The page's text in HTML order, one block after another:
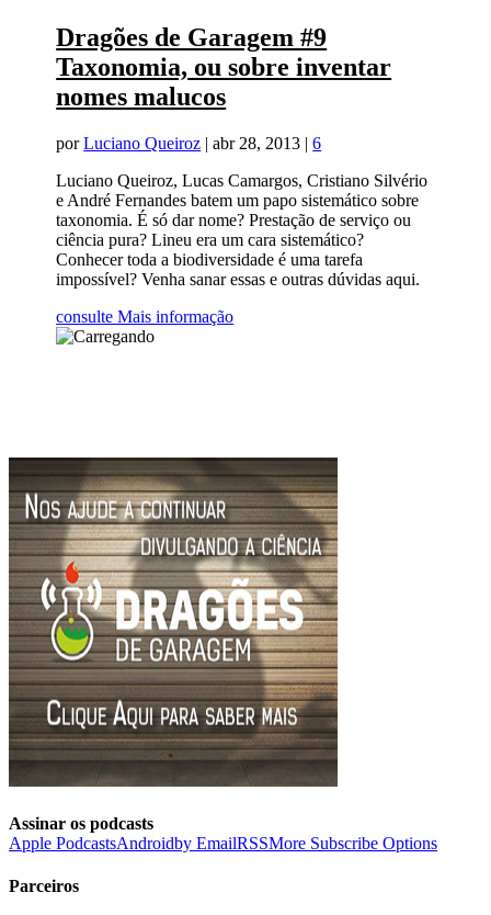
Dragões de Garagem #9
Taxonomia, ou sobre inventar
nomes malucos
porLuciano Queiroz |abr 28, 2013 |6
Luciano Queiroz, Lucas Camargos, Cristiano Silvério
e André Fernandes batem um papo sistemático sobre
taxonomia. É só dar nome? Prestação de serviço ou
ciência pura? Lineu era um cara sistemático?
Conhecer toda a biodiversidade é uma tarefa
impossível? Venha sanar essas e outras dúvidas aqui.
consulte Mais informação
Assinar os podcasts
Apple PodcastsAndroidby EmailRSSMore Subscribe Options
Parceiros